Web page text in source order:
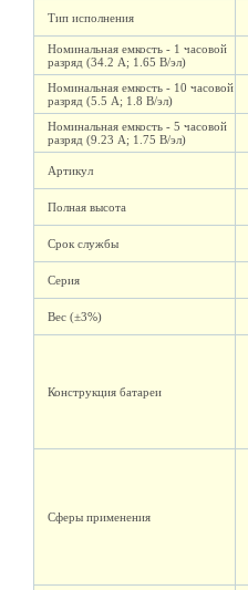
Тип исполнения
Номинальная емкость - 1 часовой
разряд (34.2 А; 1.65 В/эл)
Номинальная емкость - 10 часовой
разряд (5.5 А; 1.8 В/эл)
Номинальная емкость - 5 часовой
разряд (9.23 А; 1.75 В/эл)
Артикул
Полная высота
Срок службы
Серия
Вес (±3%)
Конструкция батареи
Сферы применения